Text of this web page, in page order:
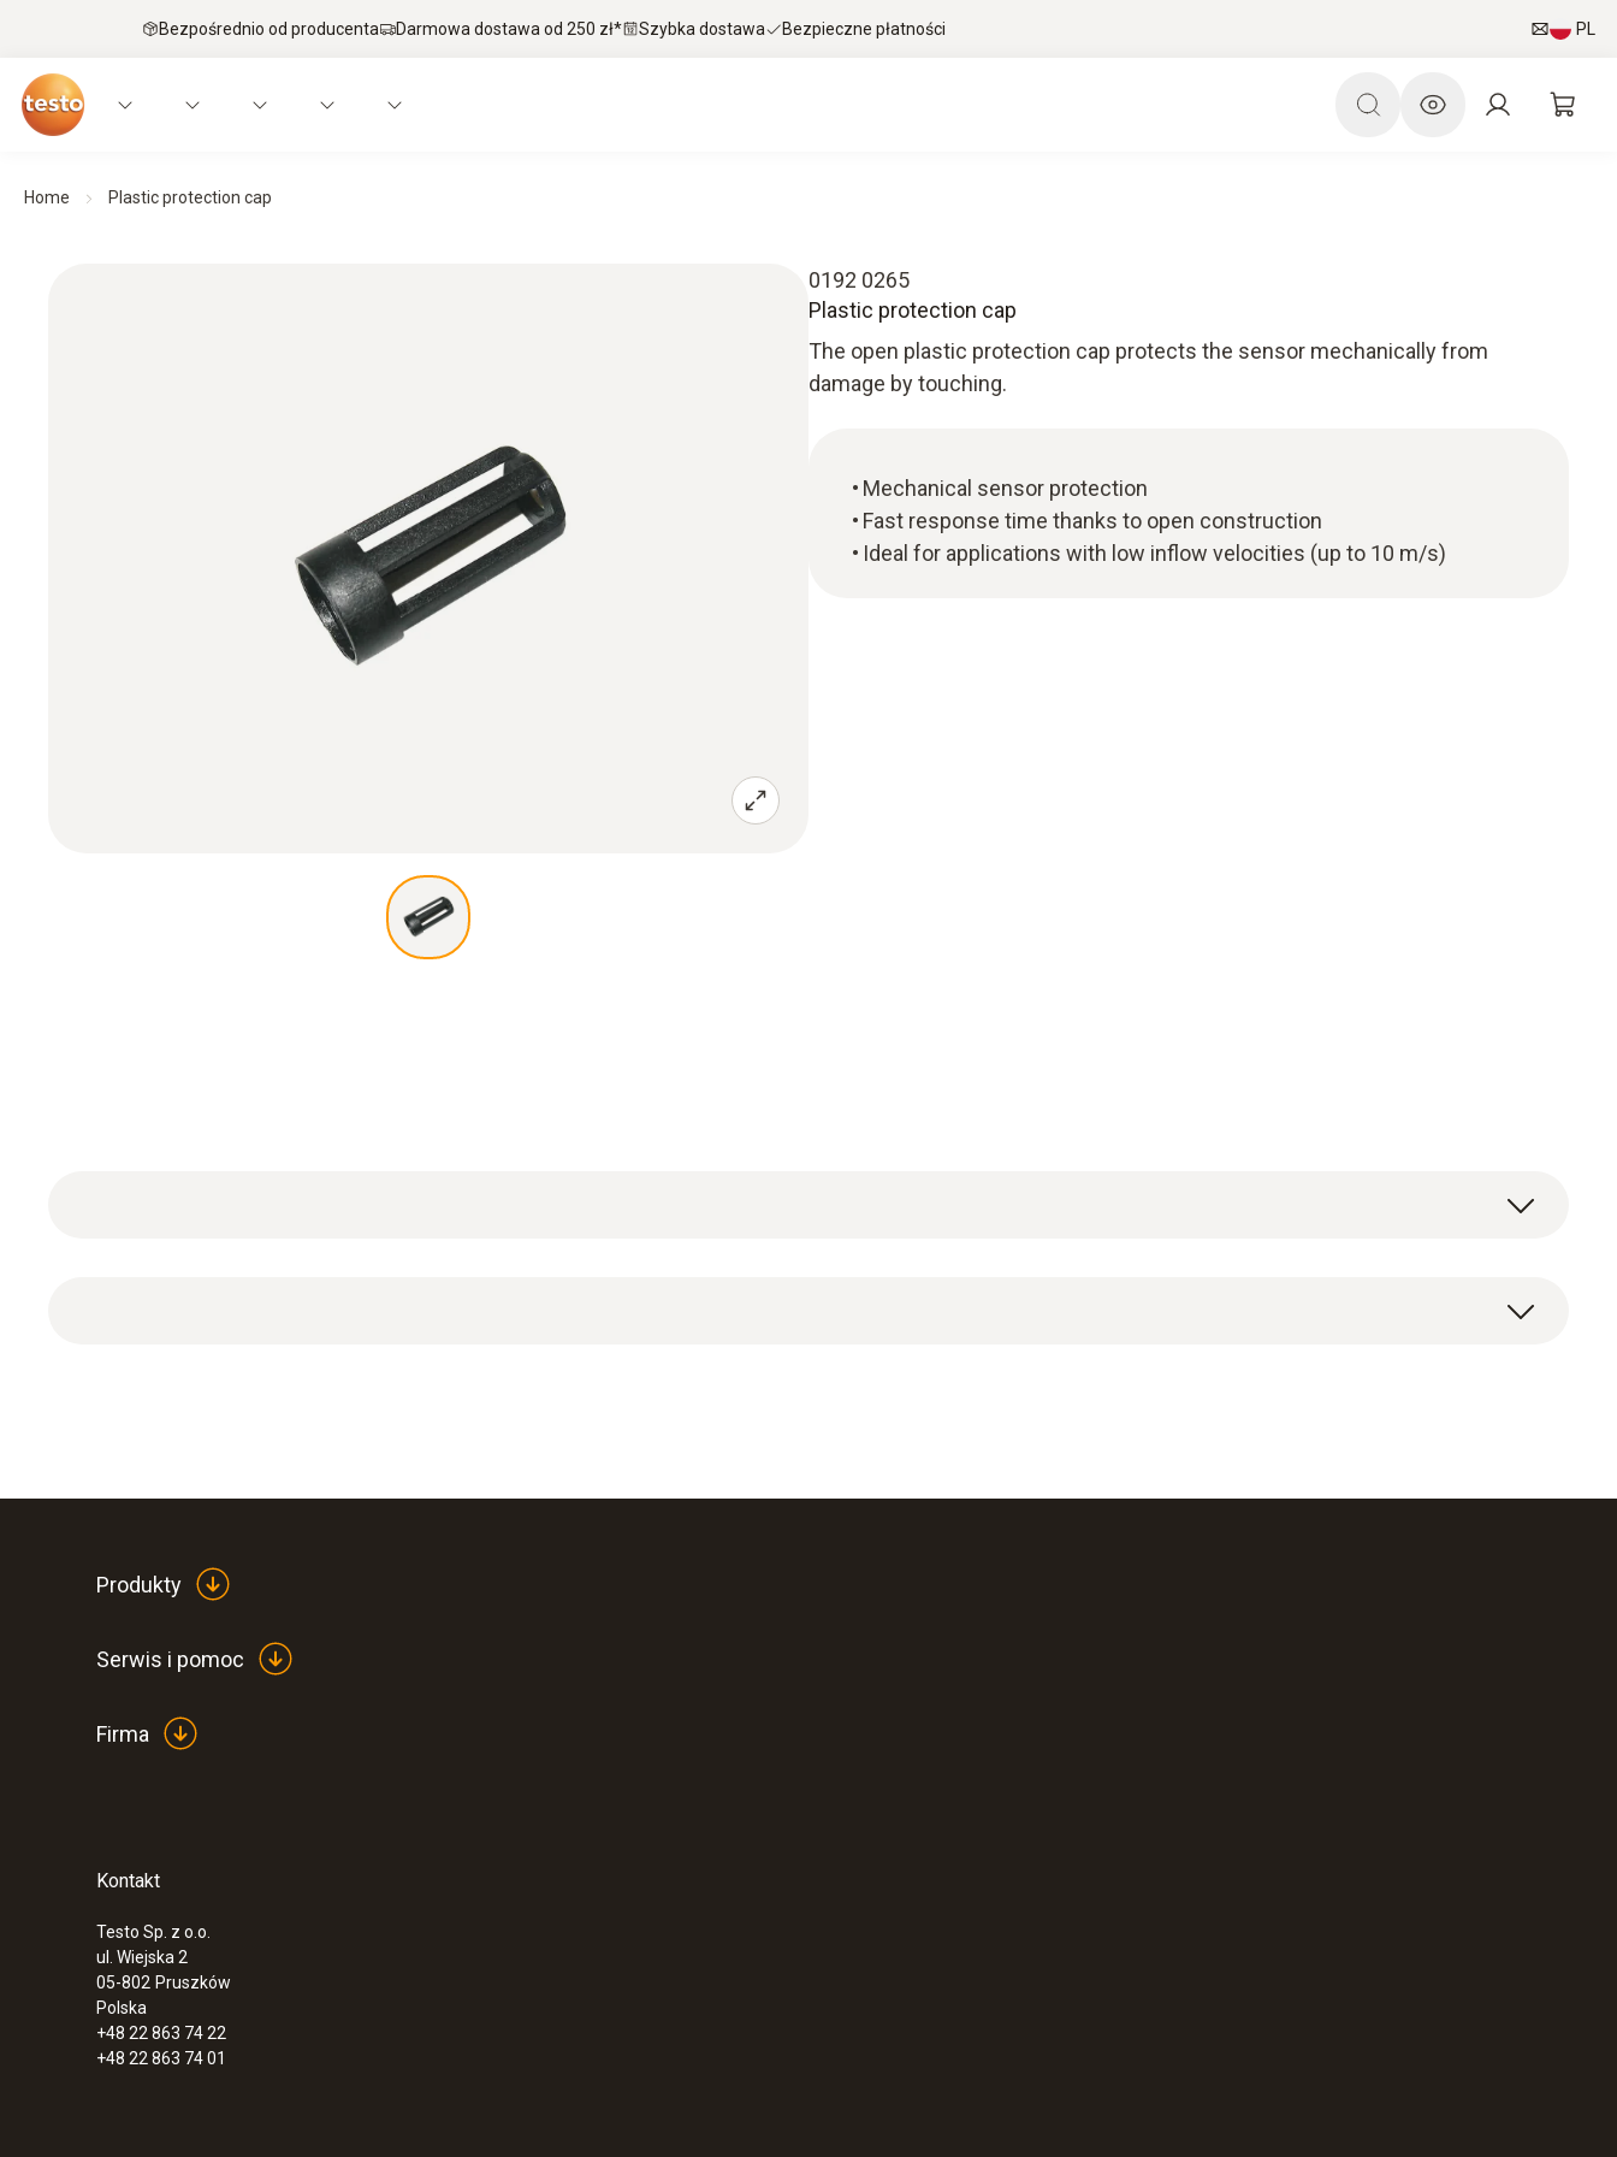
Bezpośrednio od producenta Darmowa dostawa od 250 zł* Szybka dostawa Bezpieczne płatności PL
Home Plastic protection cap
0192 0265
Plastic protection cap
The open plastic protection cap protects the sensor mechanically from
damage by touching.
Mechanical sensor protection
Fast response time thanks to open construction
Ideal for applications with low inflow velocities (up to 10 m/s)
:0555 6621
powietrza
Produkty
Serwis i pomoc
Firma
Kontakt
Testo Sp. z o.o.
ul. Wiejska 2
05-802 Pruszków
Polska
+48 22 863 74 22
+48 22 863 74 01